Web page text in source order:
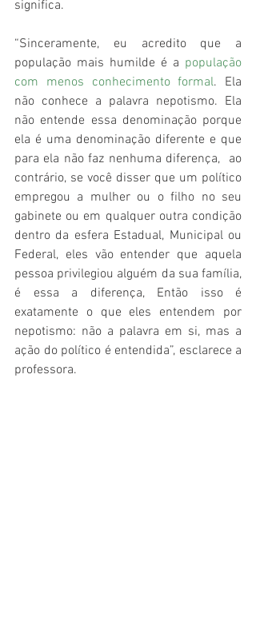
significa.
“Sinceramente, eu acredito que a
população mais humilde é a população
com menos conhecimento formal. Ela
não conhece a palavra nepotismo. Ela
não entende essa denominação porque
ela é uma denominação diferente e que
para ela não faz nenhuma diferença,  ao
contrário, se você disser que um político
empregou a mulher ou o filho no seu
gabinete ou em qualquer outra condição
dentro da esfera Estadual, Municipal ou
Federal, eles vão entender que aquela
pessoa privilegiou alguém da sua família,
é essa a diferença, Então isso é
exatamente o que eles entendem por
nepotismo: não a palavra em si, mas a
ação do político é entendida”, esclarece a
professora.